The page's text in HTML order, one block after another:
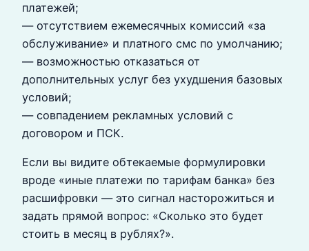
платежей;
— отсутствием ежемесячных комиссий «за
обслуживание» и платного смс по умолчанию;
— возможностью отказаться от
дополнительных услуг без ухудшения базовых
условий;
— совпадением рекламных условий с
договором и ПСК.
Если вы видите обтекаемые формулировки
вроде «иные платежи по тарифам банка» без
расшифровки — это сигнал насторожиться и
задать прямой вопрос: «Сколько это будет
стоить в месяц в рублях?».